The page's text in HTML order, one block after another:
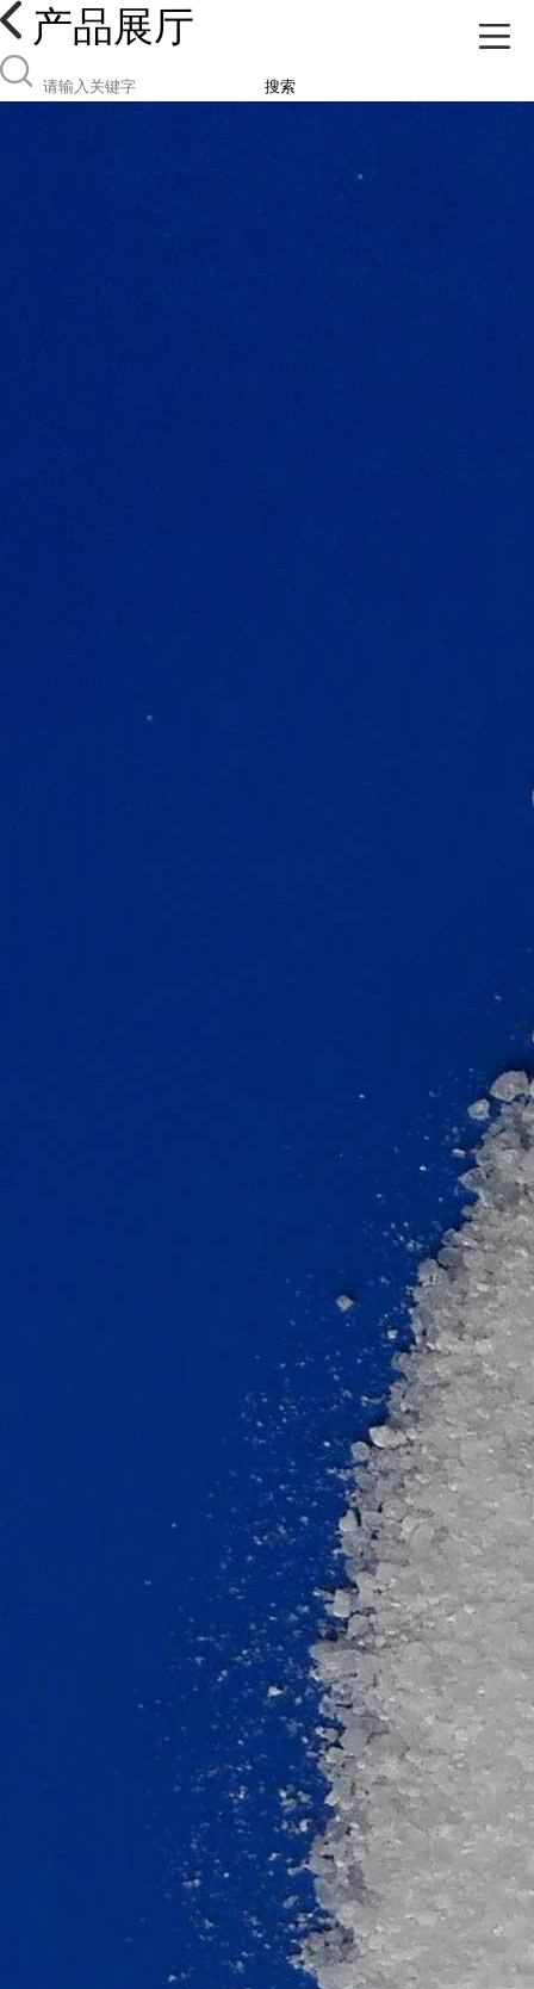
产品展厅
搜索